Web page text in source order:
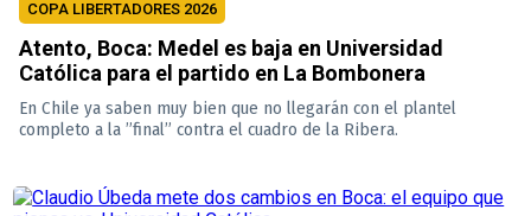
COPA LIBERTADORES 2026
Atento, Boca: Medel es baja en Universidad
Católica para el partido en La Bombonera
En Chile ya saben muy bien que no llegarán con el plantel
completo a la ”final” contra el cuadro de la Ribera.